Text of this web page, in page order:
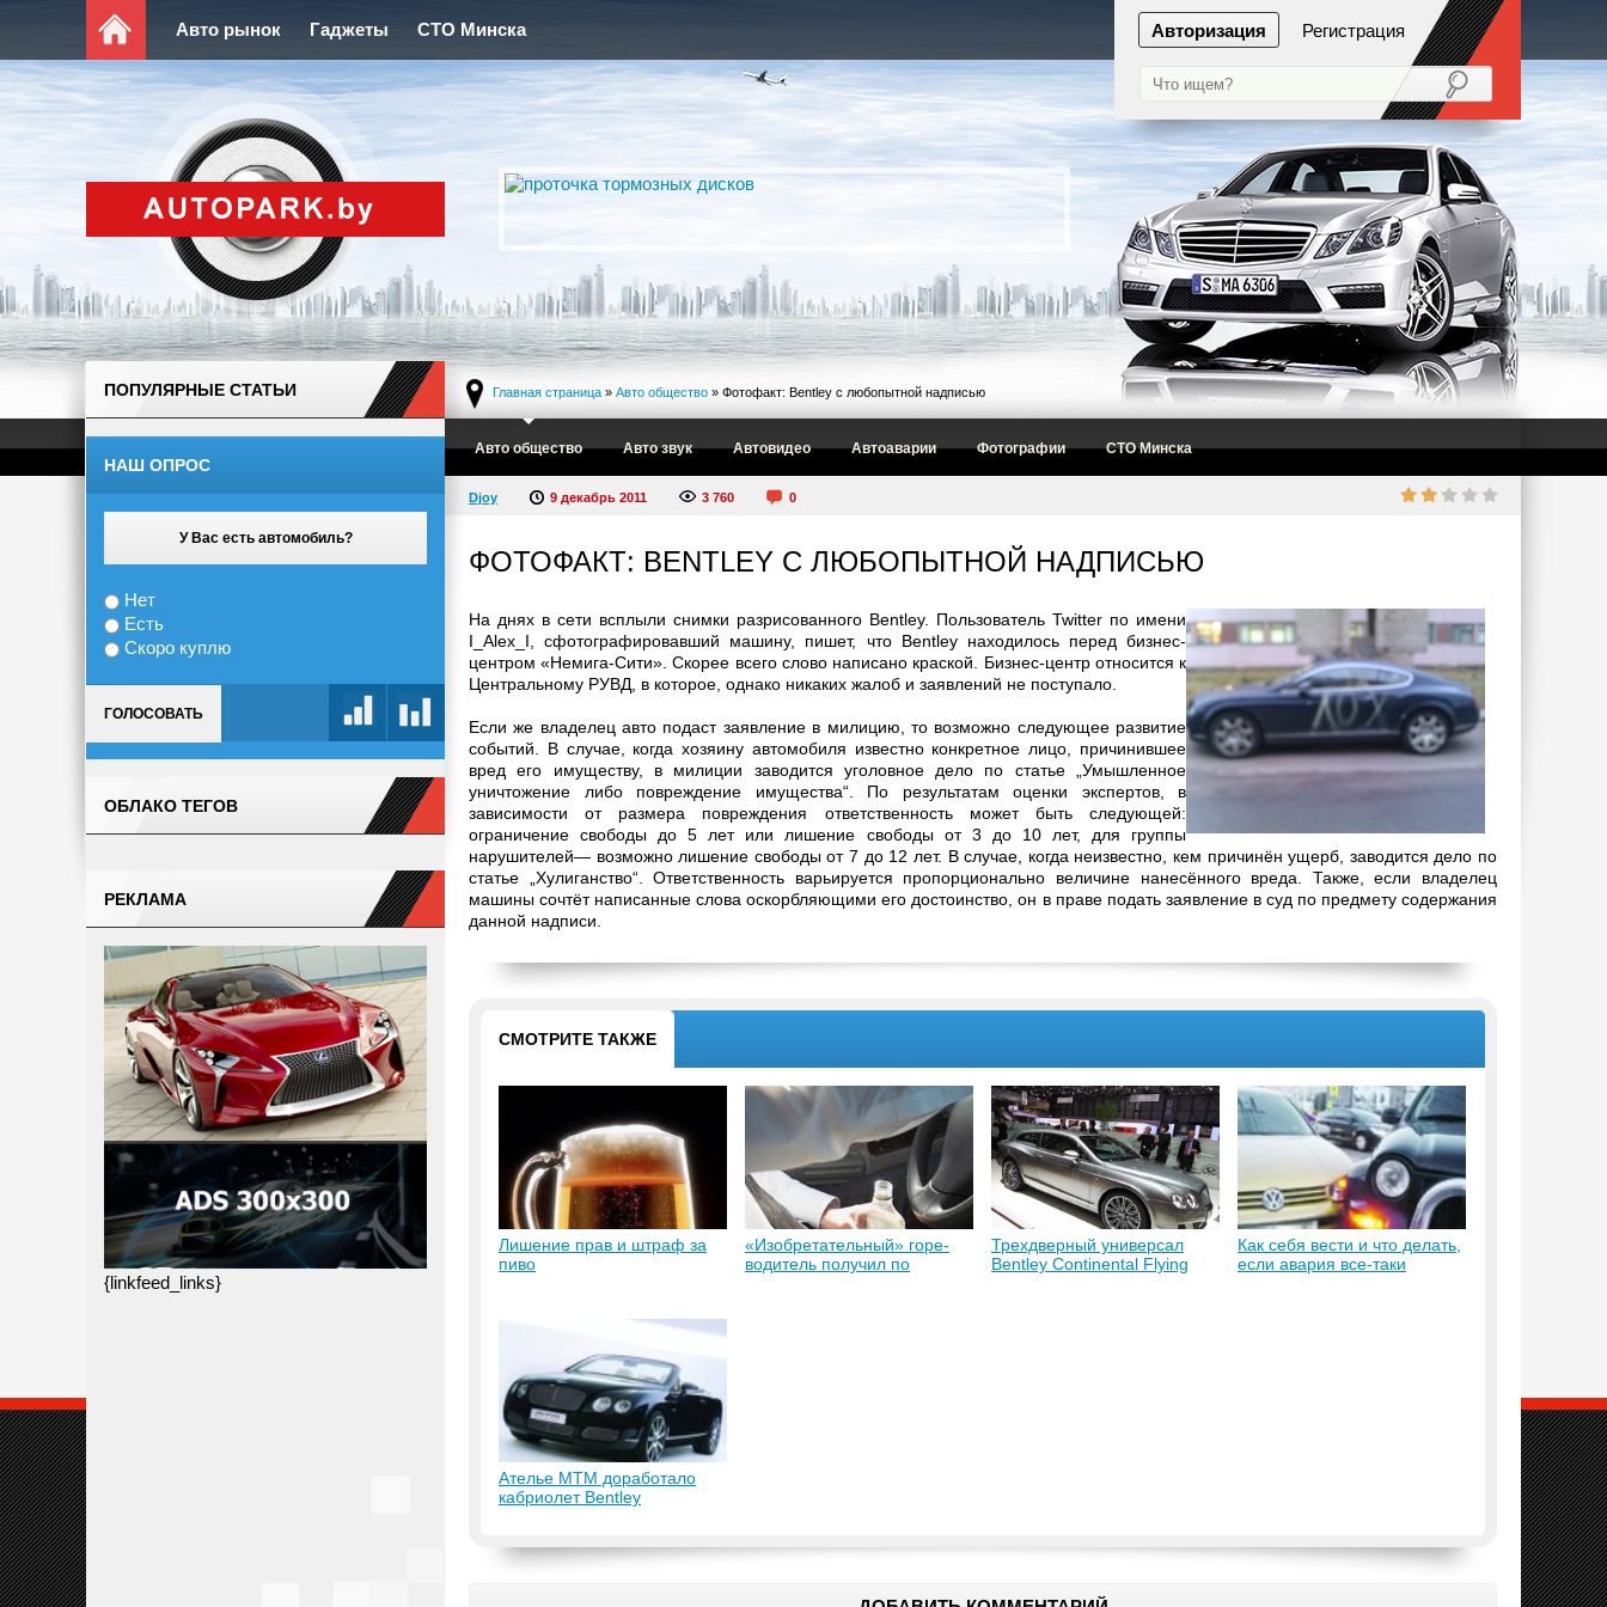
Авто рынок Гаджеты СТО Минска Авторизация Регистрация
Авто общество Авто звук Автовидео Автоаварии Фотографии СТО Минска
Главная страница » Авто общество » Фотофакт: Bentley с любопытной надписью
Djoy 9 декабрь 2011 3 760 0
ФОТОФАКТ: BENTLEY С ЛЮБОПЫТНОЙ НАДПИСЬЮ
На днях в сети всплыли снимки разрисованного Bentley. Пользователь Twitter по имени
I_Alex_I, сфотографировавший машину, пишет, что Bentley находилось перед бизнес-
центром «Немига-Сити». Скорее всего слово написано краской. Бизнес-центр относится к
Центральному РУВД, в которое, однако никаких жалоб и заявлений не поступало.
Если же владелец авто подаст заявление в милицию, то возможно следующее развитие
событий. В случае, когда хозяину автомобиля известно конкретное лицо, причинившее
вред его имуществу, в милиции заводится уголовное дело по статье „Умышленное
уничтожение либо повреждение имущества“. По результатам оценки экспертов, в
зависимости от размера повреждения ответственность может быть следующей:
ограничение свободы до 5 лет или лишение свободы от 3 до 10 лет, для группы
нарушителей— возможно лишение свободы от 7 до 12 лет. В случае, когда неизвестно, кем причинён ущерб, заводится дело по
статье „Хулиганство“. Ответственность варьируется пропорционально величине нанесённого вреда. Также, если владелец
машины сочтёт написанные слова оскорбляющими его достоинство, он в праве подать заявление в суд по предмету содержания
данной надписи.
СМОТРИТЕ ТАКЖЕ
Лишение прав и штраф за
пиво
«Изобретательный» горе-
водитель получил по
Трехдверный универсал
Bentley Continental Flying
Как себя вести и что делать,
если авария все-таки
Ателье MTM доработало
кабриолет Bentley
ПОПУЛЯРНЫЕ СТАТЬИ
НАШ ОПРОС
У Вас есть автомобиль?
Нет
Есть
Скоро куплю
ГОЛОСОВАТЬ
ОБЛАКО ТЕГОВ
РЕКЛАМА
{linkfeed_links}